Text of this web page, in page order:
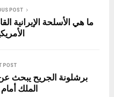
POST
ما هي الأسلحة الإيرانية
POST
برشلونة الجريح يبحث
الملك